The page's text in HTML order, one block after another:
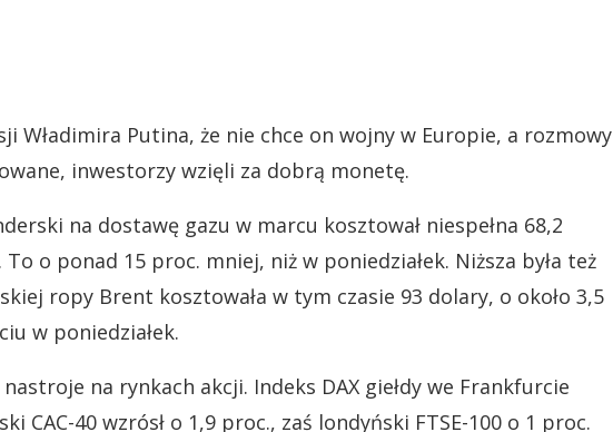
Władimira Putina, że nie chce on wojny w Europie, a rozmowy
inwestorzy wzięli za dobrą monetę.
na dostawę gazu w marcu kosztował niespełna 68,2
o ponad 15 proc. mniej, niż w poniedziałek. Niższa była też
ropy Brent kosztowała w tym czasie 93 dolary, o około 3,5
w poniedziałek.
na rynkach akcji. Indeks DAX giełdy we Frankfurcie
CAC-40 wzrósł o 1,9 proc., zaś londyński FTSE-100 o 1 proc.